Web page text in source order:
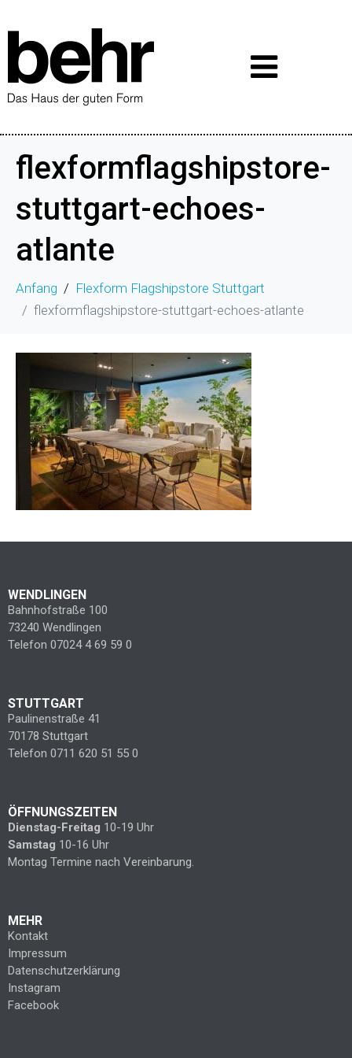
flexformflagshipstore-
stuttgart-echoes-
atlante
Anfang
Flexform Flagshipstore Stuttgart
flexformflagshipstore-stuttgart-echoes-atlante
WENDLINGEN
Bahnhofstraße 100
73240 Wendlingen
Telefon 07024 4 69 59 0
STUTTGART
Paulinenstraße 41
70178 Stuttgart
Telefon 0711 620 51 55 0
ÖFFNUNGSZEITEN
Dienstag-Freitag 10-19 Uhr
Samstag 10-16 Uhr
Montag Termine nach Vereinbarung.
MEHR
Kontakt
Impressum
Datenschutzerklärung
Instagram
Facebook